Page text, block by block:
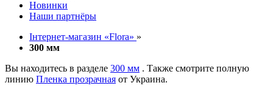
Новинки
Наши партнёры
Інтернет-магазин «Flora» »
300 мм
Вы находитесь в разделе 300 мм . Также смотрите полную
линию Пленка прозрачная от Украина.